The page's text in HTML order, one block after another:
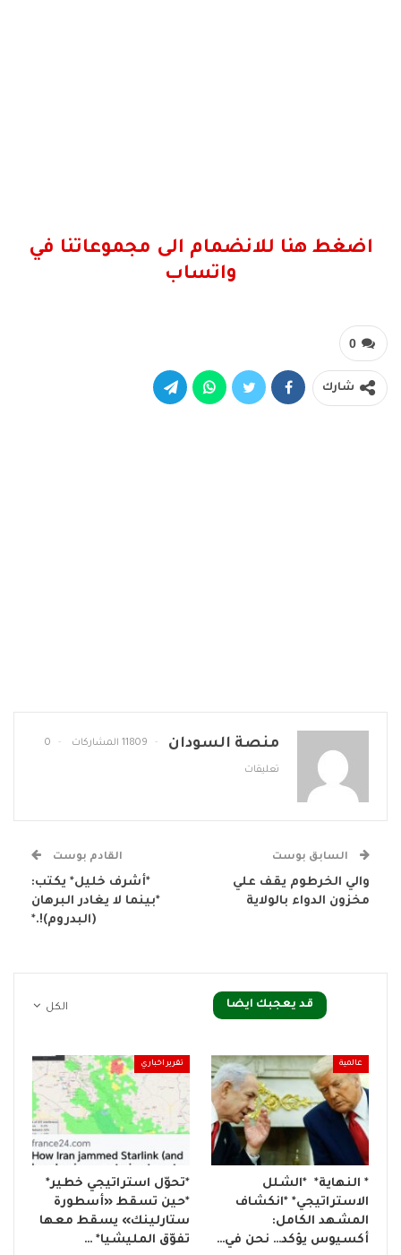
اضغط هنا للانضمام الى مجموعاتنا في
واتساب
0
شارك
منصة السودان 11809 المشاركات 0
تعليقات
السابق بوست
والي الخرطوم يقف علي
مخزون الدواء بالولاية
القادم بوست
*أشرف خليل* يكتب:
*بينما لا يغادر البرهان
(البدروم)!.*
الكل قد يعجبك ايضا
عالمية
* النهاية* *الشلل
الاستراتيجي* *انكشاف
المشهد الكامل:
أكسيوس يؤكد… نحن في…
تقرير اخباري
*تحوّل استراتيجي خطير*
*حين تسقط «أسطورة
ستارلينك» يسقط معها
تفوّق المليشيا* …